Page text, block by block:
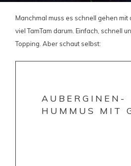
Manchmal muss es schnell gehen mit
viel TamTam darum. Einfach, schnell
Topping. Aber schaut selbst:
AUBERGINEN-
HUMMUS MIT